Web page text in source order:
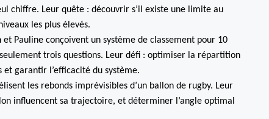
chiffre. Leur quête : découvrir s’il existe une limite au
les plus élevés.
et Pauline conçoivent un système de classement pour 10
trois questions. Leur défi : optimiser la répartition
garantir l’efficacité du système.
les rebonds imprévisibles d’un ballon de rugby. Leur
influencent sa trajectoire, et déterminer l’angle optimal